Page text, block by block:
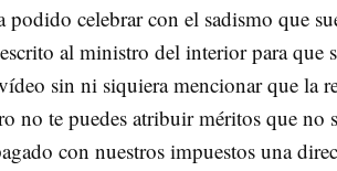
podido celebrar con el sadismo que
al ministro del interior para que
sin ni siquiera mencionar que la
no te puedes atribuir méritos que no
con nuestros impuestos una